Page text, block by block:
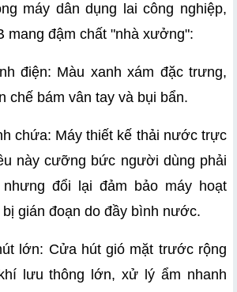
máy dân dụng lai công nghiệp,
mang đậm chất "nhà xưởng":
điện: Màu xanh xám đặc trưng,
chế bám vân tay và bụi bẩn.
chứa: Máy thiết kế thải nước trực
này cưỡng bức người dùng phải
đổi lại đảm bảo máy hoạt
gián đoạn do đầy bình nước.
lớn: Cửa hút gió mặt trước rộng
lưu thông lớn, xử lý ẩm nhanh